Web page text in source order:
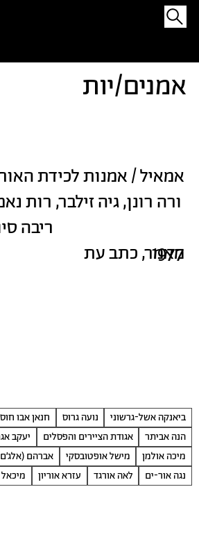
מאמר, כתב עת
אמאיל / אמנות לכידת
ורה רונן, גיה זילבר, רות
ריבה
1977
ביאנקה אשל-גרשוני נועה גרוס חנאן אבו
הנה אביתר
אגודת הציירים והפסלים יעקב
מיכה אולמן
מישל אופטובסקי אברהם
נגה אור-ים
לאה אורגד עזרא אוריון מיכאל
אמנים/יות